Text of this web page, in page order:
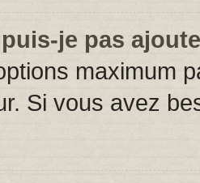
je pas
maximum
Si vous avez